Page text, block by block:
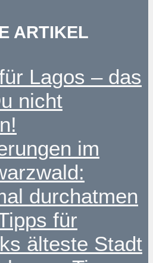
ARTIKEL
Lagos – das
nicht
im
durchatmen
für
älteste Stadt